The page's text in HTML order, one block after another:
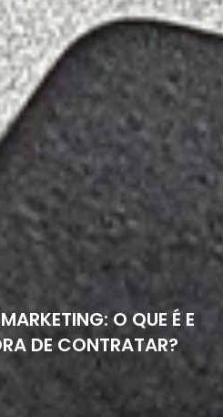
O QUE É E
DE CONTRATAR?